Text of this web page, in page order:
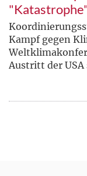
"Katastrophe"
Kampf gegen
Austritt der